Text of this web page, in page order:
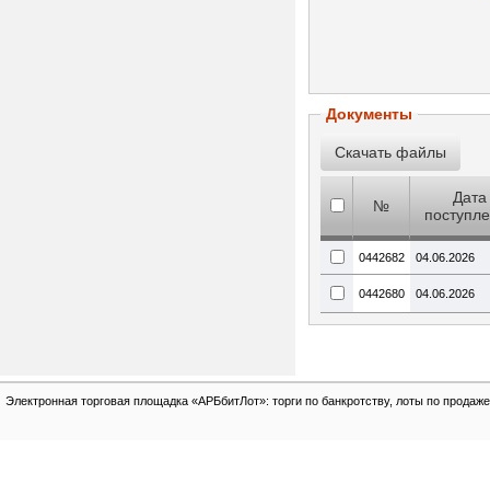
Документы
№
Дата
0442682 04.06.2026
0442680 04.06.2026
Электронная торговая площадка «АРБбитЛот»: торги по банкротству, лоты по